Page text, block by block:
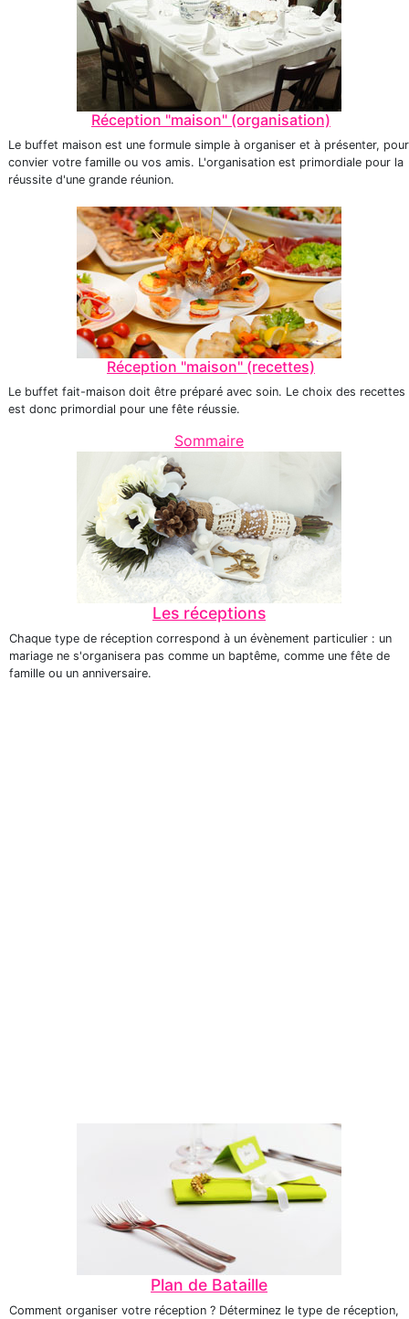
Réception "maison" (organisation)
Le buffet maison est une formule simple à organiser et à présenter, pour
convier votre famille ou vos amis. L'organisation est primordiale pour la
réussite d'une grande réunion.
Réception "maison" (recettes)
Le buffet fait-maison doit être préparé avec soin. Le choix des recettes
est donc primordial pour une fête réussie.
Sommaire
Les réceptions
Chaque type de réception correspond à un évènement particulier : un
mariage ne s'organisera pas comme un baptême, comme une fête de
famille ou un anniversaire.
Plan de Bataille
Comment organiser votre réception ? Déterminez le type de réception,